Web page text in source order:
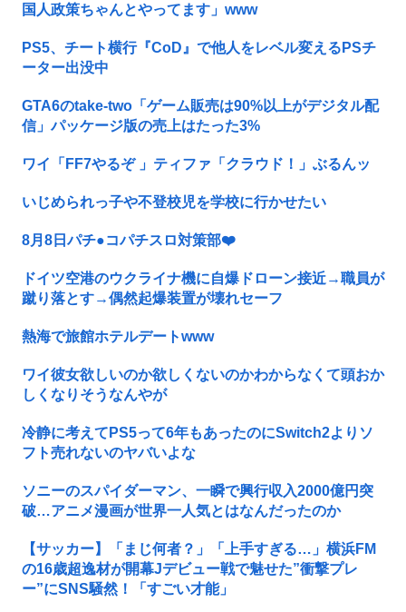
国人政策ちゃんとやってます」www
PS5、チート横行『CoD』で他人をレベル変えるPSチ
ーター出没中
GTA6のtake-two「ゲーム販売は90%以上がデジタル配
信」パッケージ版の売上はたった3%
ワイ「FF7やるぞ 」ティファ「クラウド！」ぶるんッ
いじめられっ子や不登校児を学校に行かせたい
8月8日パチ●コパチスロ対策部❤️
ドイツ空港のウクライナ機に自爆ドローン接近→職員が
蹴り落とす→偶然起爆装置が壊れセーフ
熱海で旅館ホテルデートwww
ワイ彼女欲しいのか欲しくないのかわからなくて頭おか
しくなりそうなんやが
冷静に考えてPS5って6年もあったのにSwitch2よりソ
フト売れないのヤバいよな
ソニーのスパイダーマン、一瞬で興行収入2000億円突
破…アニメ漫画が世界一人気とはなんだったのか
【サッカー】「まじ何者？」「上手すぎる…」横浜FM
の16歳超逸材が開幕Jデビュー戦で魅せた”衝撃プレ
ー”にSNS騒然！「すごい才能」